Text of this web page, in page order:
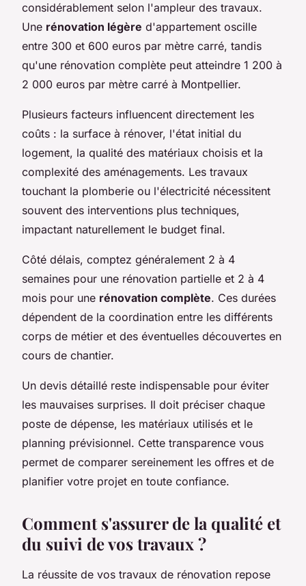
considérablement selon l'ampleur des travaux.
Une rénovation légère d'appartement oscille
entre 300 et 600 euros par mètre carré, tandis
qu'une rénovation complète peut atteindre 1 200 à
2 000 euros par mètre carré à Montpellier.
Plusieurs facteurs influencent directement les
coûts : la surface à rénover, l'état initial du
logement, la qualité des matériaux choisis et la
complexité des aménagements. Les travaux
touchant la plomberie ou l'électricité nécessitent
souvent des interventions plus techniques,
impactant naturellement le budget final.
Côté délais, comptez généralement 2 à 4
semaines pour une rénovation partielle et 2 à 4
mois pour une rénovation complète. Ces durées
dépendent de la coordination entre les différents
corps de métier et des éventuelles découvertes en
cours de chantier.
Un devis détaillé reste indispensable pour éviter
les mauvaises surprises. Il doit préciser chaque
poste de dépense, les matériaux utilisés et le
planning prévisionnel. Cette transparence vous
permet de comparer sereinement les offres et de
planifier votre projet en toute confiance.
Comment s'assurer de la qualité et
du suivi de vos travaux ?
La réussite de vos travaux de rénovation repose